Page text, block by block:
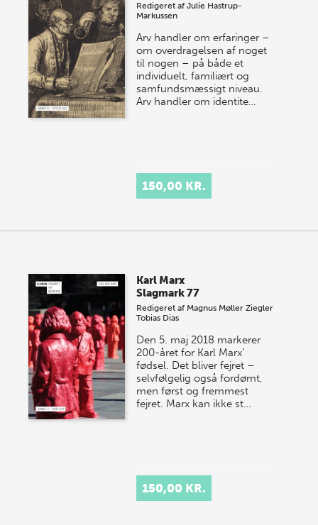
Redigeret afJulie Hastrup-
Markussen
Arv handler om erfaringer –
om overdragelsen af noget
til nogen – på både et
individuelt, familiært og
samfundsmæssigt niveau.
Arv handler om identite…
150,00 KR.
Karl Marx
Slagmark 77
Redigeret af Magnus Møller Ziegler
Tobias Dias
Den 5. maj 2018 markerer
200-året for Karl Marx’
fødsel. Det bliver fejret –
selvfølgelig også fordømt,
men først og fremmest
fejret. Marx kan ikke st…
150,00 KR.